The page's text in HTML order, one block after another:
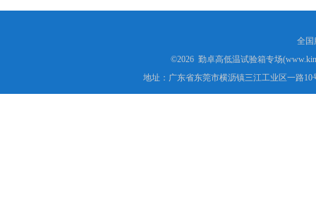
全国
©2026 勤卓高低温试验箱专场
地址：广东省东莞市横沥镇三江工业区一路10